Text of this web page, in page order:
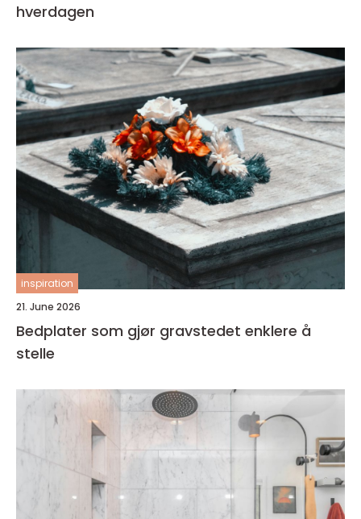
hverdagen
inspiration
21. June 2026
Bedplater som gjør gravstedet enklere å
stelle